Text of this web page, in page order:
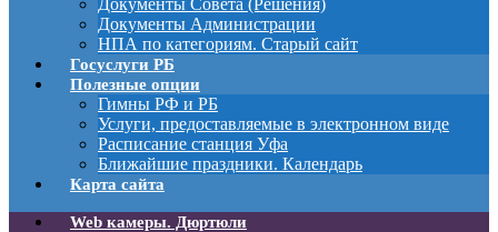
Документы Администрации
НПА по категориям. Старый сайт
Госуслуги РБ
Полезные опции
Гимны РФ и РБ
Услуги, предоставляемые в электронном виде
Расписание станция Уфа
Ближайшие праздники. Календарь
Карта сайта
Web камеры. Дюртюли